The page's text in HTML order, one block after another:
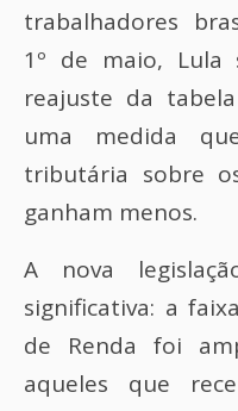
trabalhadores
1º de maio, Lula
reajuste da
uma medida
tributária sobre
ganham menos.
A nova
significativa: a
de Renda foi
aqueles que